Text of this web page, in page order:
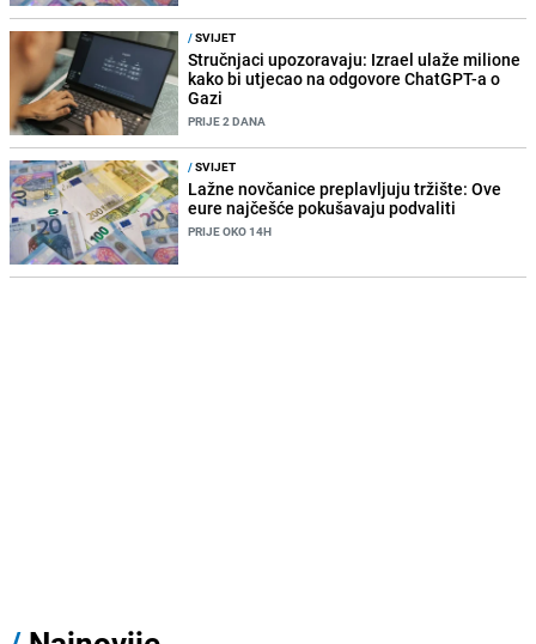
/SVIJET
Stručnjaci upozoravaju: Izrael ulaže milione
kako bi utjecao na odgovore ChatGPT-a o
Gazi
PRIJE 2 DANA
/SVIJET
Lažne novčanice preplavljuju tržište: Ove
eure najčešće pokušavaju podvaliti
PRIJE OKO 14H